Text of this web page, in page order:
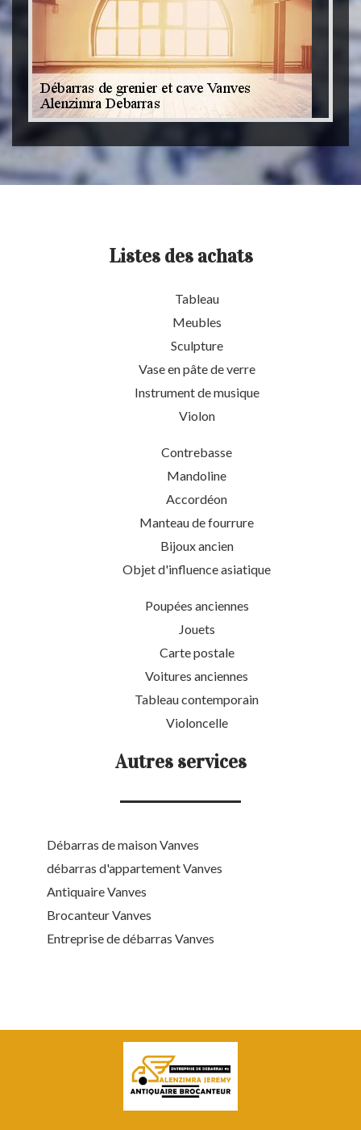
Listes des achats
Tableau
Meubles
Sculpture
Vase en pâte de verre
Instrument de musique
Violon
Contrebasse
Mandoline
Accordéon
Manteau de fourrure
Bijoux ancien
Objet d'influence asiatique
Poupées anciennes
Jouets
Carte postale
Voitures anciennes
Tableau contemporain
Violoncelle
Autres services
Débarras de maison Vanves
débarras d'appartement Vanves
Antiquaire Vanves
Brocanteur Vanves
Entreprise de débarras Vanves